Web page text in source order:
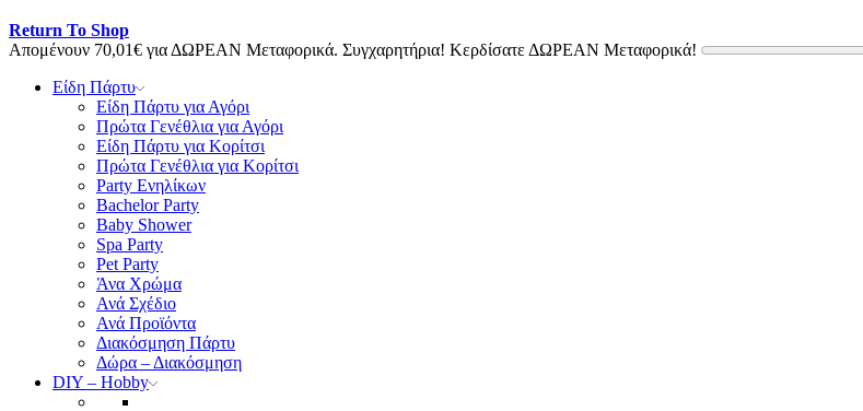
Return To Shop
Απομένουν 70,01€ για ΔΩΡΕΑΝ Μεταφορικά. Συγχαρητήρια! Κερδίσατε ΔΩΡΕΑΝ Μεταφορικά!
Είδη Πάρτυ
Είδη Πάρτυ για Αγόρι
Πρώτα Γενέθλια για Αγόρι
Είδη Πάρτυ για Κορίτσι
Πρώτα Γενέθλια για Κορίτσι
Party Ενηλίκων
Bachelor Party
Baby Shower
Spa Party
Pet Party
Άνα Χρώμα
Ανά Σχέδιο
Ανά Προϊόντα
Διακόσμηση Πάρτυ
Δώρα – Διακόσμηση
DIY – Hobby